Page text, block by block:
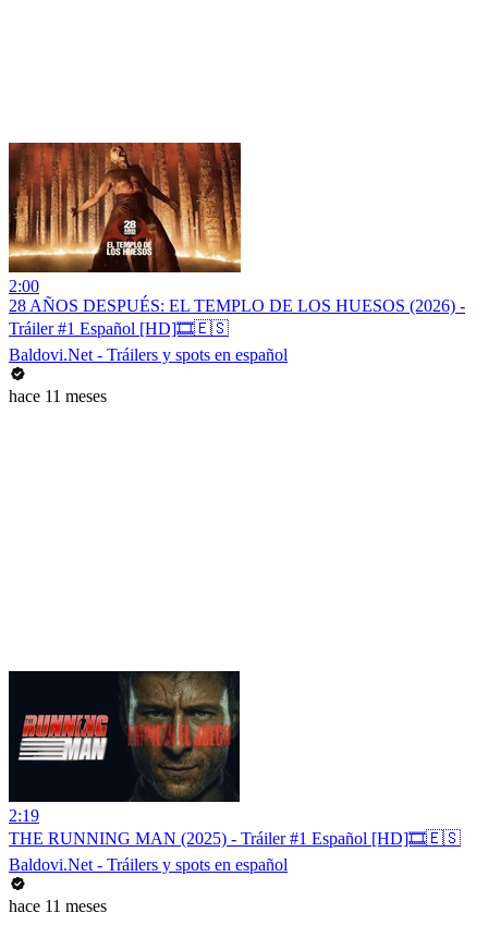
2:00
28 AÑOS DESPUÉS: EL TEMPLO DE LOS HUESOS (2026) -
Tráiler #1 Español [HD]🎞️🇪🇸
Baldovi.Net - Tráilers y spots en español
hace 11 meses
2:19
THE RUNNING MAN (2025) - Tráiler #1 Español [HD]🎞️🇪🇸
Baldovi.Net - Tráilers y spots en español
hace 11 meses